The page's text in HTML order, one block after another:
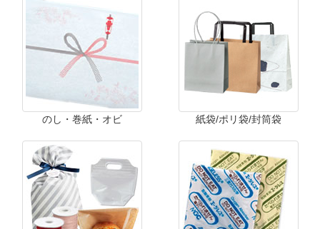
のし・巻紙・オビ 紙袋/ポリ袋/封筒袋